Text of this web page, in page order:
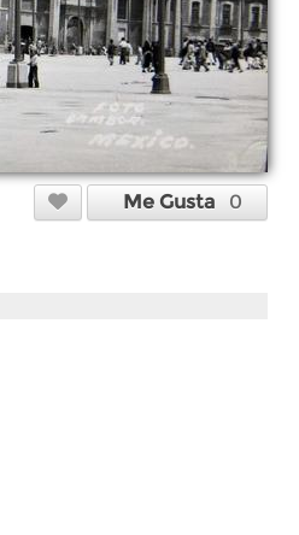
Me Gusta 0